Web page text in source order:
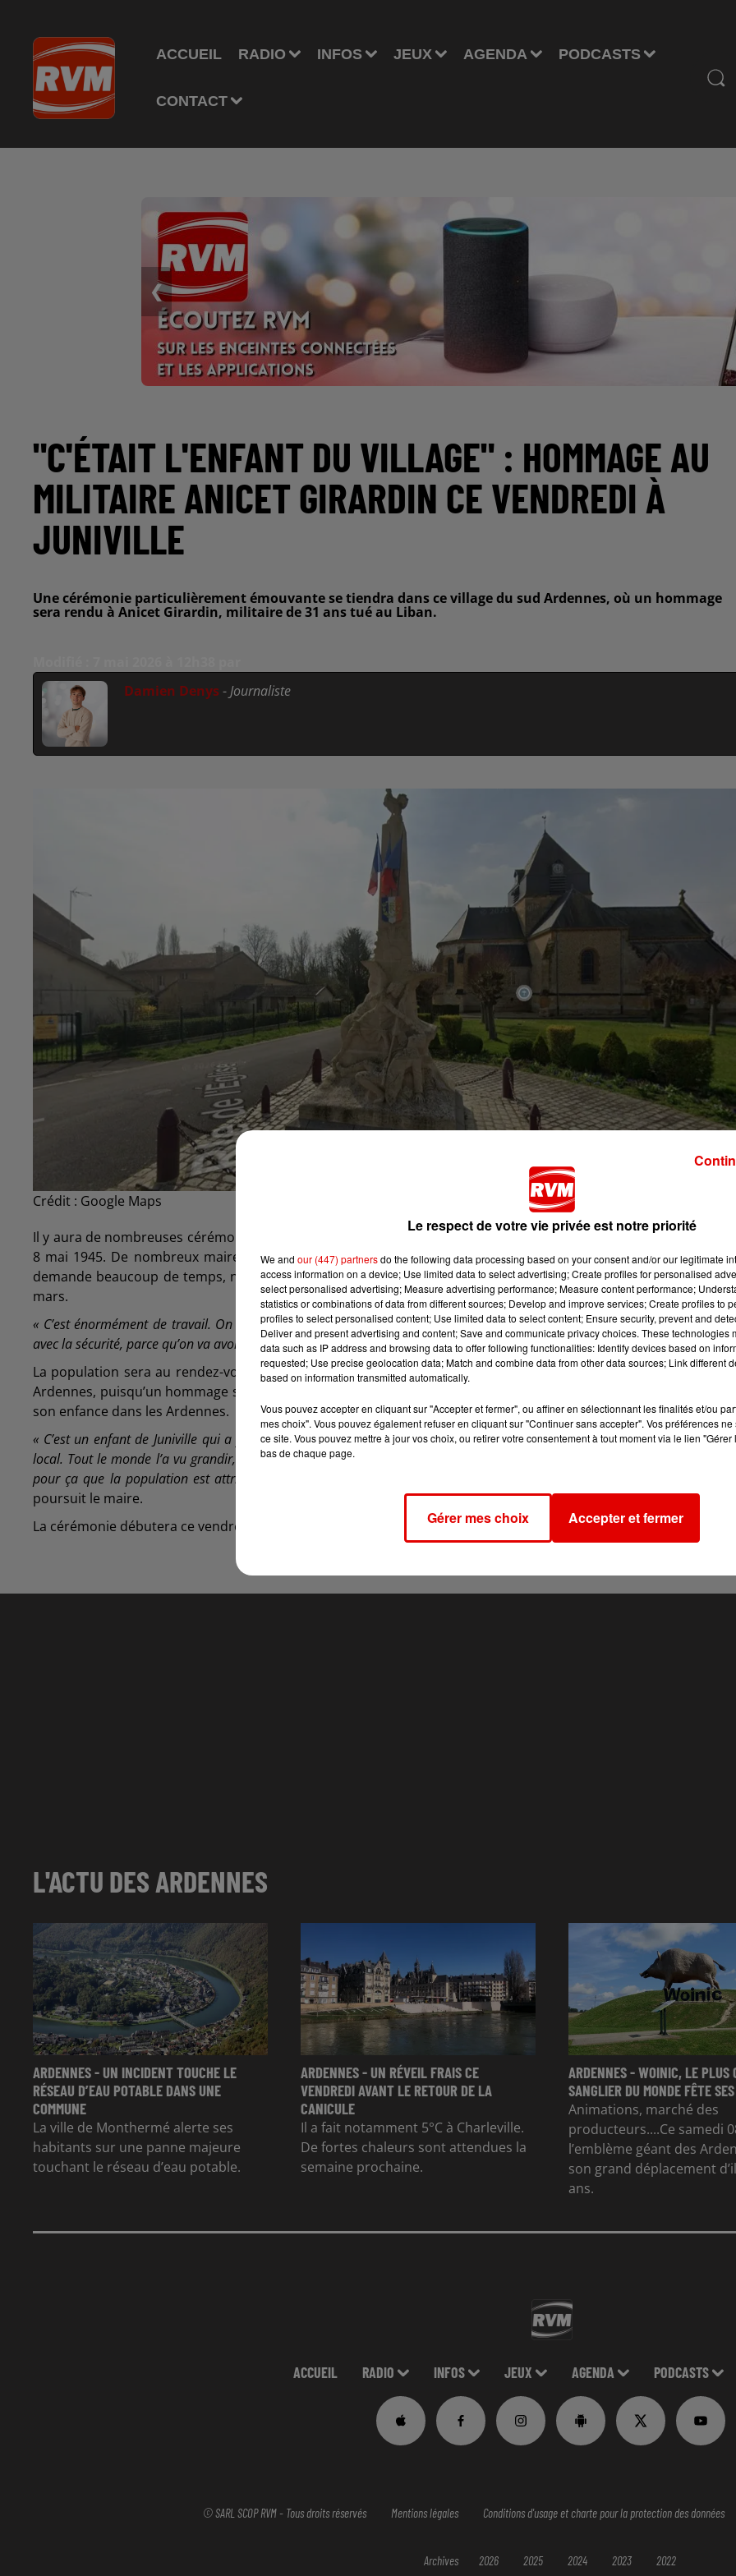
ACCUEIL RADIO INFOS JEUX AGENDA PODCASTS
CONTACT
❮
"C'ÉTAIT L'ENFANT DU VILLAGE" : HOMMAGE AU
MILITAIRE ANICET GIRARDIN CE VENDREDI À
JUNIVILLE
Une cérémonie particulièrement émouvante se tiendra dans ce village du sud Ardennes, où un hommage
sera rendu à Anicet Girardin, militaire de 31 ans tué au Liban.
Damien Denys -Journaliste
Crédit : Google Maps
Il y aura de nombreuses cérémonies partout en France demain, à l’occasion de la commémoration de la victoire
8 mai 1945. De nombreux maires finalisent actuellement l’organisation de ces événements. Une préparation
demande beaucoup de temps, notamment pour les nouveaux élus arrivés à la tête de leur commune au mois
mars.
« C’est énormément de travail. On est bien aidé par les autorités, mais ensuite il faut mettre en place toute
avec la sécurité, parce qu’on va avoir énormément de monde », explique Bruno Rochon, maire de Juniville.
La population sera au rendez-vous pour cette cérémonie particulièrement émouvante dans ce village du sud
Ardennes, puisqu’un hommage sera rendu au militaire de 31 ans Anicet Girardin, tué au Liban et qui a passé
son enfance dans les Ardennes.
« C’est un enfant de Juniville qui a fréquenté l’école maternelle, primaire, puis le collège, et qui a joué au foot dans le
local. Tout le monde l’a vu grandir, notamment à la boulangerie familiale. C’était le petit garçon qui était au comptoir,
pour ça que la population est attristée. On se doit d’honorer sa mémoire et de la transmettre aux futures
poursuit le maire.
La cérémonie débutera ce vendredi vers 9 heures et une plaque sera dévoilée sur le monument aux morts.
L'ACTU DES ARDENNES
ARDENNES - UN INCIDENT TOUCHE LE
RÉSEAU D’EAU POTABLE DANS UNE
COMMUNE
La ville de Monthermé alerte ses
habitants sur une panne majeure
touchant le réseau d’eau potable.
ARDENNES - UN RÉVEIL FRAIS CE
VENDREDI AVANT LE RETOUR DE LA
CANICULE
Il a fait notamment 5°C à Charleville.
De fortes chaleurs sont attendues la
semaine prochaine.
ARDENNES - WOINIC, LE PLUS
SANGLIER DU MONDE FÊTE
Animations, marché des
producteurs....Ce samedi
l’emblème géant des
son grand déplacement
ans.
ACCUEIL RADIO INFOS JEUX AGENDA PODCASTS
© SARL SCOP RVM - Tous droits réservés Mentions légales Conditions d'usage et charte pour la protection des données
Archives 2026 2025 2024 2023 2022
Le respect de votre vie privée est notre priorité
We and our (447) partnersdo the following data processing based on your consent and/or our legitimate
access information on a device; Use limited data to select advertising; Create profiles for personalised
select personalised advertising; Measure advertising performance; Measure content performance;
statistics or combinations of data from different sources; Develop and improve services; Create profiles to
profiles to select personalised content; Use limited data to select content; Ensure security, prevent and
Deliver and present advertising and content; Save and communicate privacy choices. These technologies
data such as IP address and browsing data to offer following functionalities: Identify devices based on
requested; Use precise geolocation data; Match and combine data from other data sources; Link different
based on information transmitted automatically.
Vous pouvez accepter en cliquant sur "Accepter et fermer", ou affiner en sélectionnant les finalités et/ou
mes choix". Vous pouvez également refuser en cliquant sur "Continuer sans accepter". Vos préférences
ce site. Vous pouvez mettre à jour vos choix, ou retirer votre consentement à tout moment via le lien
bas de chaque page.
Gérer mes choix Accepter et fermer